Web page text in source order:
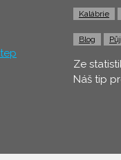
Kalábrie
Blog
Ze
Náš tip